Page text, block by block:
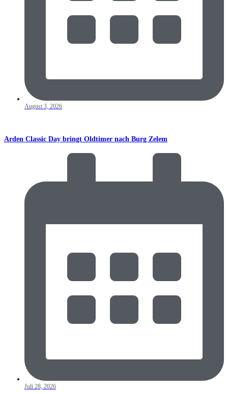
August 3, 2026
Arden Classic Day bringt Oldtimer nach Burg Zelem
Juli 28, 2026